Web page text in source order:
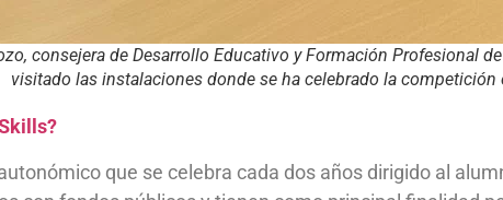
consejera de Desarrollo Educativo y Formación Profesional
visitado las instalaciones donde se ha celebrado la competición
que se celebra cada dos años dirigido al